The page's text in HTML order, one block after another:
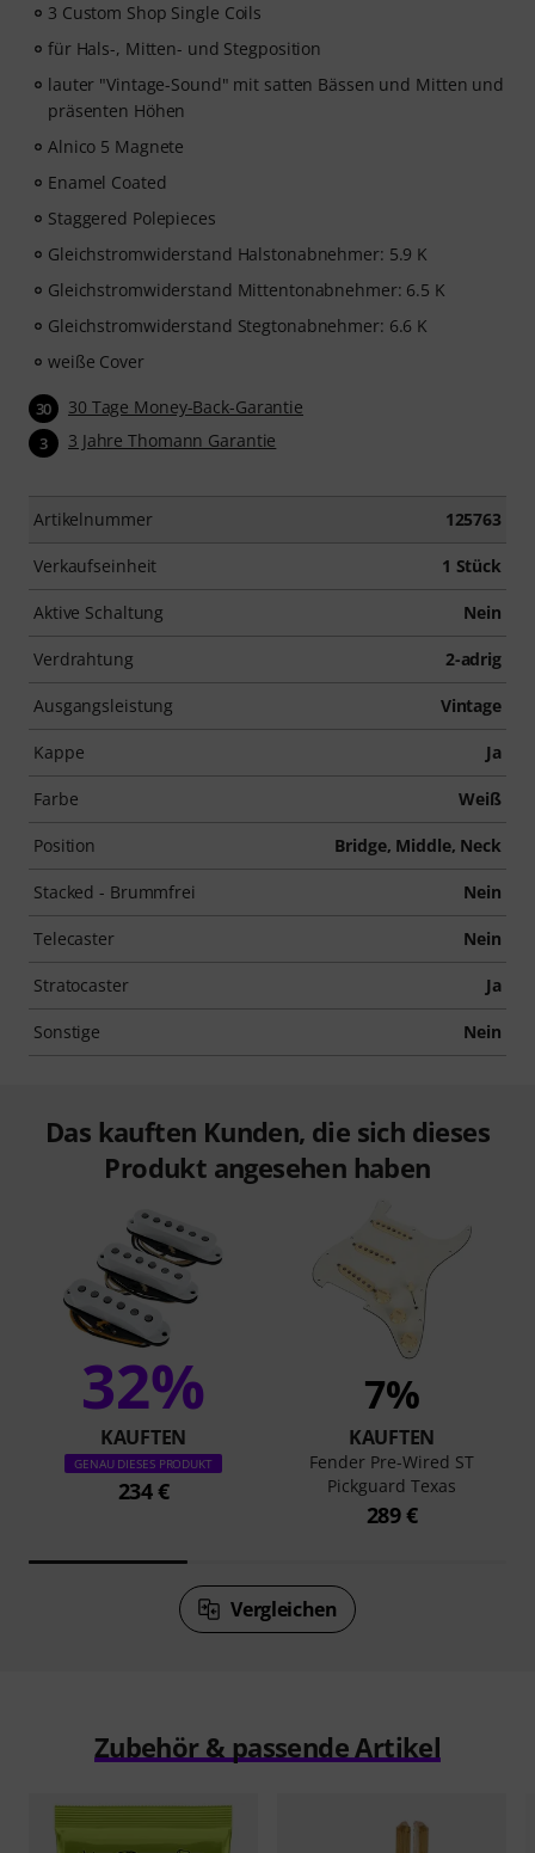
3 Custom Shop Single Coils
für Hals-, Mitten- und Stegposition
lauter "Vintage-Sound" mit satten Bässen und Mitten und
präsenten Höhen
Alnico 5 Magnete
Enamel Coated
Staggered Polepieces
Gleichstromwiderstand Halstonabnehmer: 5.9 K
Gleichstromwiderstand Mittentonabnehmer: 6.5 K
Gleichstromwiderstand Stegtonabnehmer: 6.6 K
weiße Cover
30 30 Tage Money-Back-Garantie
3 3 Jahre Thomann Garantie
Artikelnummer 125763
Verkaufseinheit 1 Stück
Aktive Schaltung Nein
Verdrahtung 2-adrig
Ausgangsleistung Vintage
Kappe Ja
Farbe Weiß
Position Bridge, Middle, Neck
Stacked - Brummfrei Nein
Telecaster Nein
Stratocaster Ja
Sonstige Nein
Das kauften Kunden, die sich dieses
Produkt angesehen haben
32%
KAUFTEN
GENAU DIESES PRODUKT
234 €
7%
KAUFTEN
Fender Pre-Wired ST
Pickguard Texas
289 €
Vergleichen
Zubehör & passende Artikel